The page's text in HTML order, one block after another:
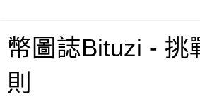
幣圖誌Bituzi - 挑
則